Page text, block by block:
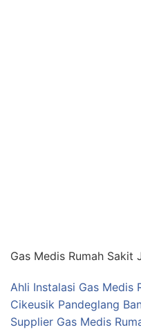
Gas Medis Rumah Sakit
Ahli Instalasi Gas Medis
Cikeusik Pandeglang
Supplier Gas Medis